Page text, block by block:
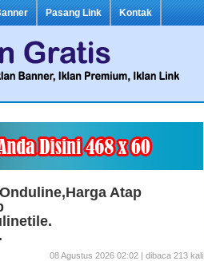
Pasang Link Kontak
Atap
08 Agustus 2026 02:02 | dibaca 213 kali